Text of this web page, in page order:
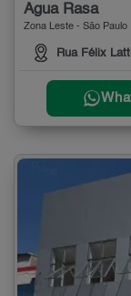
Água Rasa
Zona Leste - São Paulo
Rua Félix